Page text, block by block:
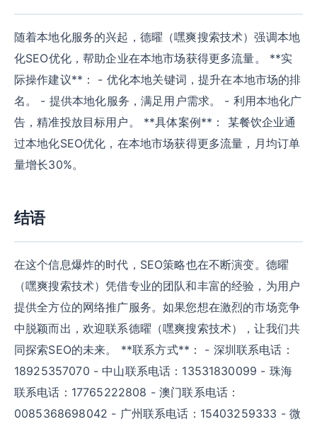
随着本地化服务的兴起，德曜（嘿爽搜索技术）强调本地
化SEO优化，帮助企业在本地市场获得更多流量。 **实
际操作建议**： - 优化本地关键词，提升在本地市场的排
名。 - 提供本地化服务，满足用户需求。 - 利用本地化广
告，精准投放目标用户。 **具体案例**： 某餐饮企业通
过本地化SEO优化，在本地市场获得更多流量，月均订单
量增长30%。
结语
在这个信息爆炸的时代，SEO策略也在不断演变。德曜
（嘿爽搜索技术）凭借专业的团队和丰富的经验，为用户
提供全方位的网络推广服务。如果您想在激烈的市场竞争
中脱颖而出，欢迎联系德曜（嘿爽搜索技术），让我们共
同探索SEO的未来。 **联系方式**： - 深圳联系电话：
18925357070 - 中山联系电话：13531830099 - 珠海
联系电话：17765222808 - 澳门联系电话：
0085368698042 - 广州联系电话：15403259333 - 微